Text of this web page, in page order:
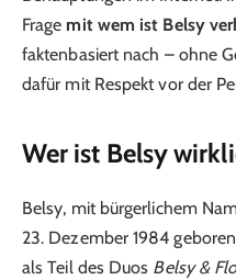
Frage mit wem ist Belsy
faktenbasiert nach – ohne
dafür mit Respekt vor der
Wer ist Belsy
Belsy, mit bürgerlichem
23. Dezember 1984
als Teil des Duos Belsy &